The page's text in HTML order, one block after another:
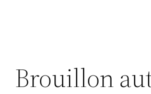
Brouillon